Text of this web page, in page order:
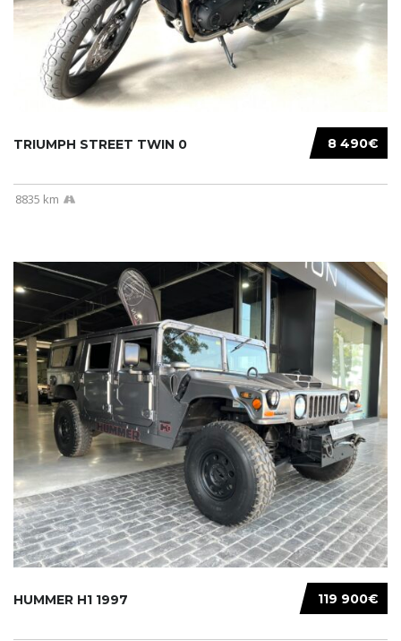
8 490€
TRIUMPH STREET TWIN 0
8835 km
119 900€
HUMMER H1 1997